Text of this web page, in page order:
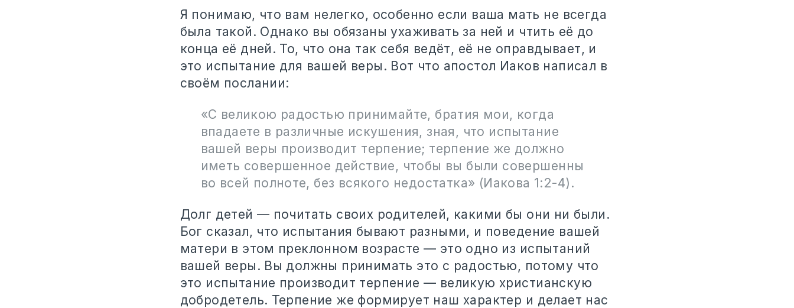
Я понимаю, что вам нелегко, особенно если ваша мать не всегда
была такой. Однако вы обязаны ухаживать за ней и чтить её до
конца её дней. То, что она так себя ведёт, её не оправдывает, и
это испытание для вашей веры. Вот что апостол Иаков написал в
своём послании:
«С великою радостью принимайте, братия мои, когда
впадаете в различные искушения, зная, что испытание
вашей веры производит терпение; терпение же должно
иметь совершенное действие, чтобы вы были совершенны
во всей полноте, без всякого недостатка»‎ (Иакова 1:2-4).
Долг детей — почитать своих родителей, какими бы они ни были.
Бог сказал, что испытания бывают разными, и поведение вашей
матери в этом преклонном возрасте — это одно из испытаний
вашей веры. Вы должны принимать это с радостью, потому что
это испытание производит терпение — великую христианскую
добродетель. Терпение же формирует наш характер и делает нас